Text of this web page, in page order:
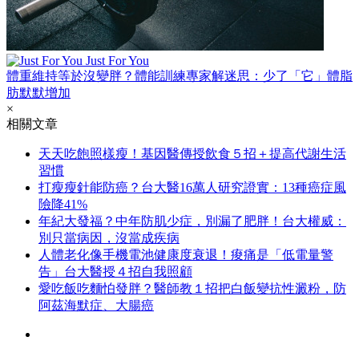
Just For You
體重維持等於沒變胖？體能訓練專家解迷思：少了「它」體脂
肪默默增加
×
相關文章
天天吃飽照樣瘦！基因醫傳授飲食５招＋提高代謝生活
習慣
打瘦瘦針能防癌？台大醫16萬人研究證實：13種癌症風
險降41%
年紀大發福？中年防肌少症，別漏了肥胖！台大權威：
別只當病因，沒當成疾病
人體老化像手機電池健康度衰退！痠痛是「低電量警
告」台大醫授４招自我照顧
愛吃飯吃麵怕發胖？醫師教１招把白飯變抗性澱粉，防
阿茲海默症、大腸癌